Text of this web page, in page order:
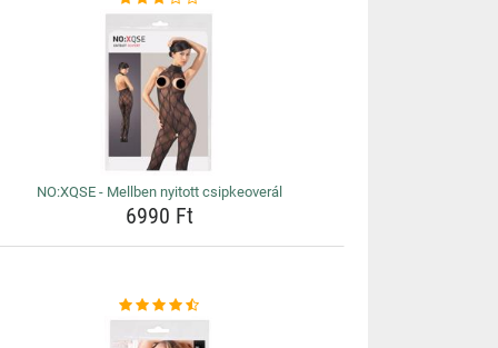
NO:XQSE - Mellben nyitott csipkeoverál
6990 Ft